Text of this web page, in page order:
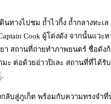
ทางไปชม ถ้ำไวกิ้ง ถ้ำกลางทะเ
Cook ผู้โด่งดัง จากนั้นแวะ
สถานที่ถ่ายทำภาพยนตร์ ชื่อดังก้อ
ะ ต่อด้วยอ่าวปิเละ สถานที่ที่ได้รั
กลับสู่ภูเก็ต พร้อมกับความทรงจำ